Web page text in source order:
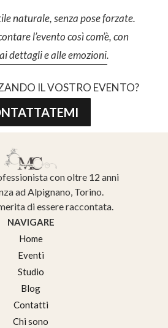
naturale, senza pose forzate.
l’evento così com’è, con
dettagli e alle emozioni.
IL VOSTRO EVENTO?
con oltre 12 anni
ad Alpignano, Torino.
di essere raccontata.
NAVIGARE
Home
Eventi
Studio
Blog
Contatti
Chi sono